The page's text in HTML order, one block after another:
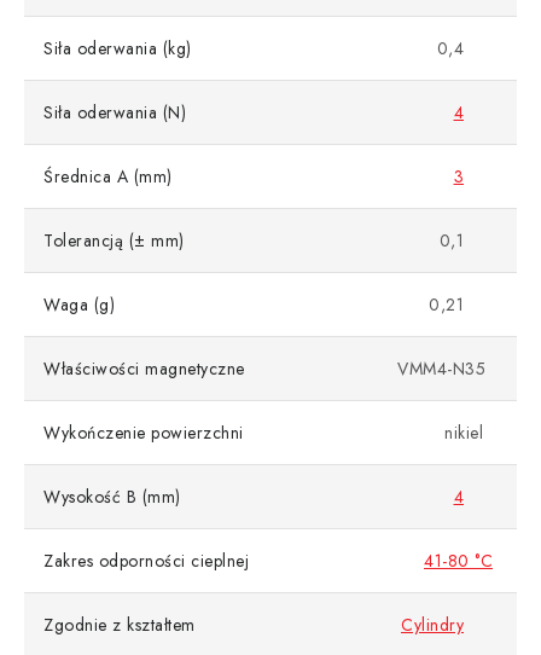
Siła oderwania (kg) 0,4
Siła oderwania (N) 4
Średnica A (mm) 3
Tolerancją (± mm) 0,1
Waga (g) 0,21
Właściwości magnetyczne VMM4-N35
Wykończenie powierzchni nikiel
Wysokość B (mm) 4
Zakres odporności cieplnej 41-80 °C
Zgodnie z kształtem Cylindry